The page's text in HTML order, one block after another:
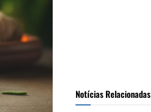
Notícias Relacionadas